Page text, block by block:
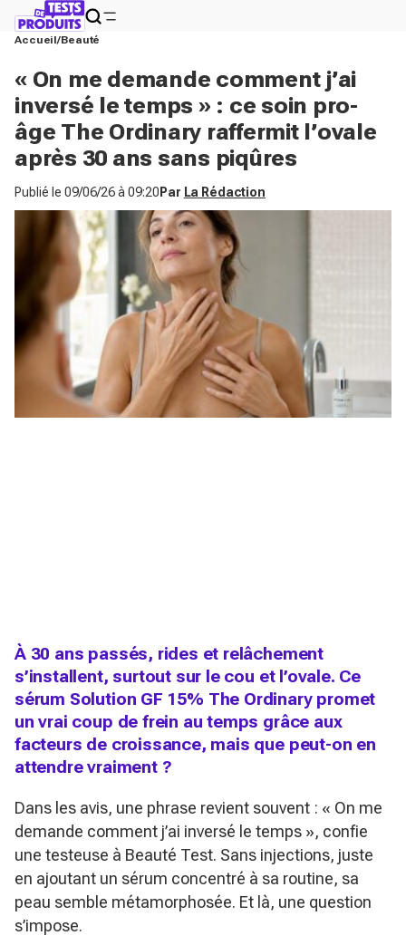
Accueil Beauté
« On me demande comment j’ai
inversé le temps » : ce soin pro-
âge The Ordinary raffermit l’ovale
après 30 ans sans piqûres
Publié le 09/06/26 à 09:20 Par La Rédaction
À 30 ans passés, rides et relâchement
s’installent, surtout sur le cou et l’ovale. Ce
sérum Solution GF 15% The Ordinary promet
un vrai coup de frein au temps grâce aux
facteurs de croissance, mais que peut-on en
attendre vraiment ?
Dans les avis, une phrase revient souvent : « On me
demande comment j’ai inversé le temps », confie
une testeuse à Beauté Test. Sans injections, juste
en ajoutant un sérum concentré à sa routine, sa
peau semble métamorphosée. Et là, une question
s’impose.